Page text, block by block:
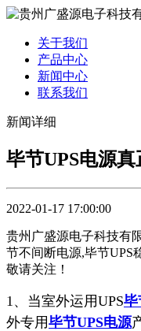
关于我们
产品中心
新闻中心
联系我们
新闻详细
毕节UPS电源
2022-01-17 17:00:00
贵州广盛源电子科技有
节不间断电源,毕节UPS
敬请关注！
1、当室外运用UPS毕
外专用毕节UPS电源